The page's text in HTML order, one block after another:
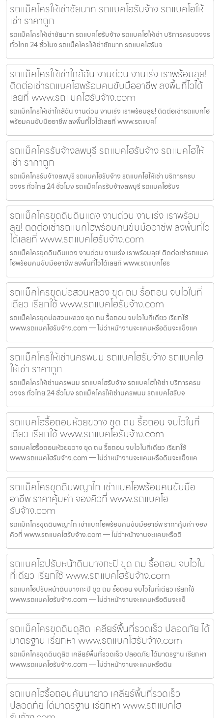
รถแม็คโครให้เช่าชัยนาท รถแบคโฮรับจ้าง รถแบคโฮให้
เช่า ราคาถูก
รถแม็คโครให้เช่าชัยนาท รถแบคโฮรับจ้าง รถแบคโฮให้เช่า บริการครบวงจร
ทั่วไทย 24 ชั่วโมง รถแม็คโครให้เช่าชัยนาท รถแบคโฮรับจ
รถแม็คโครให้เช่าใกล้ฉัน งานด่วน งานเร่ง เราพร้อมลุย!
ติดต่อเช่ารถแบคโฮพร้อมคนขับมืออาชีพ ลงพื้นที่ไวได้
เลยที่ www.รถแบคโฮรับจ้าง.com
รถแม็คโครให้เช่าใกล้ฉัน งานด่วน งานเร่ง เราพร้อมลุย! ติดต่อเช่ารถแบคโฮ
พร้อมคนขับมืออาชีพ ลงพื้นที่ไวได้เลยที่ www.รถแบคโ
รถแม็คโครรับจ้างลพบุรี รถแบคโฮรับจ้าง รถแบคโฮให้
เช่า ราคาถูก
รถแม็คโครรับจ้างลพบุรี รถแบคโฮรับจ้าง รถแบคโฮให้เช่า บริการครบ
วงจร ทั่วไทย 24 ชั่วโมง รถแม็คโครรับจ้างลพบุรี รถแบคโฮรับจ
รถแม็คโครขุดดินดินแดง งานด่วน งานเร่ง เราพร้อม
ลุย! ติดต่อเช่ารถแบคโฮพร้อมคนขับมืออาชีพ ลงพื้นที่ไว
ได้เลยที่ www.รถแบคโฮรับจ้าง.com
รถแม็คโครขุดดินดินแดง งานด่วน งานเร่ง เราพร้อมลุย! ติดต่อเช่ารถแบค
โฮพร้อมคนขับมืออาชีพ ลงพื้นที่ไวได้เลยที่ www.รถแบคโฮร
รถแม็คโครขุดบ่อสวนหลวง ขุด ถม รื้อถอน จบไวในที่
เดียว เรียกใช้ www.รถแบคโฮรับจ้าง.com
รถแม็คโครขุดบ่อสวนหลวง ขุด ถม รื้อถอน จบไวในที่เดียว เรียกใช้
www.รถแบคโฮรับจ้าง.com — ไม่ว่าหน้างานจะแคบหรือดินจะแข็งแค
รถแม็คโครให้เช่านครพนม รถแบคโฮรับจ้าง รถแบคโฮ
ให้เช่า ราคาถูก
รถแม็คโครให้เช่านครพนม รถแบคโฮรับจ้าง รถแบคโฮให้เช่า บริการครบ
วงจร ทั่วไทย 24 ชั่วโมง รถแม็คโครให้เช่านครพนม รถแบคโฮรับจ
รถแบคโฮรื้อถอนห้วยขวาง ขุด ถม รื้อถอน จบไวในที่
เดียว เรียกใช้ www.รถแบคโฮรับจ้าง.com
รถแบคโฮรื้อถอนห้วยขวาง ขุด ถม รื้อถอน จบไวในที่เดียว เรียกใช้
www.รถแบคโฮรับจ้าง.com — ไม่ว่าหน้างานจะแคบหรือดินจะแข็งแค
รถแม็คโครขุดดินพญาไท เช่าแบคโฮพร้อมคนขับมือ
อาชีพ ราคาคุ้มค่า จองคิวที่ www.รถแบคโฮ
รับจ้าง.com
รถแม็คโครขุดดินพญาไท เช่าแบคโฮพร้อมคนขับมืออาชีพ ราคาคุ้มค่า จอง
คิวที่ www.รถแบคโฮรับจ้าง.com — ไม่ว่าหน้างานจะแคบหรือดิ
รถแบคโฮปรับหน้าดินบางกะปิ ขุด ถม รื้อถอน จบไวใน
ที่เดียว เรียกใช้ www.รถแบคโฮรับจ้าง.com
รถแบคโฮปรับหน้าดินบางกะปิ ขุด ถม รื้อถอน จบไวในที่เดียว เรียกใช้
www.รถแบคโฮรับจ้าง.com — ไม่ว่าหน้างานจะแคบหรือดินจะแข็
รถแม็คโครขุดดินดุสิต เคลียร์พื้นที่รวดเร็ว ปลอดภัย ได้
มาตรฐาน เรียกหา www.รถแบคโฮรับจ้าง.com
รถแม็คโครขุดดินดุสิต เคลียร์พื้นที่รวดเร็ว ปลอดภัย ได้มาตรฐาน เรียกหา
www.รถแบคโฮรับจ้าง.com — ไม่ว่าหน้างานจะแคบหรือดิน
รถแบคโฮรื้อถอนคันนายาว เคลียร์พื้นที่รวดเร็ว
ปลอดภัย ได้มาตรฐาน เรียกหา www.รถแบคโฮ